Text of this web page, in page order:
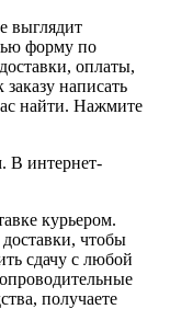
выглядит
форму по
оплаты,
написать
найти. Нажмите
В интернет-
курьером.
чтобы
сдачу с любой
получаете